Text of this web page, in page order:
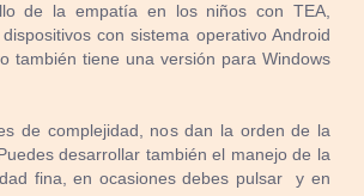
de la empatía en los niños con TEA,
con sistema operativo Android
también tiene una versión para Windows
de complejidad, nos dan la orden de la
desarrollar también el manejo de la
fina, en ocasiones debes pulsar y en